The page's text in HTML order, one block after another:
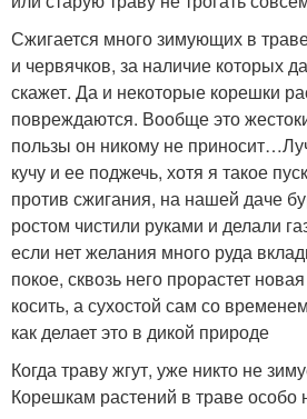
Сжигается много зимующих в
и червячков, за наличие которых
скажет. Да и некоторые корешки
повреждаются. Вообще это
пользы он никому не
кучу и ее поджечь, хотя я такое
против сжигания, на нашей даче
ростом чистили руками и делали
если нет желания много руда
покое, сквозь него прорастет
косить, а сухостой сам со
как делает это в дикой природе
Когда траву жгут, уже никто не
Корешкам растений в траве особо